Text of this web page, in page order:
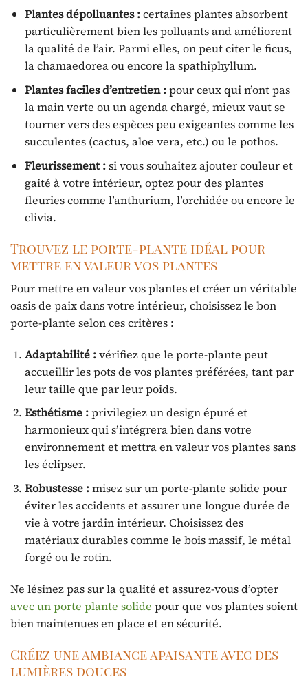
Plantes dépolluantes :certaines plantes absorbent
particulièrement bien les polluants and améliorent
la qualité de l’air. Parmi elles, on peut citer le ficus,
la chamaedorea ou encore la spathiphyllum.
Plantes faciles d’entretien :pour ceux qui n’ont pas
la main verte ou un agenda chargé, mieux vaut se
tourner vers des espèces peu exigeantes comme les
succulentes (cactus, aloe vera, etc.) ou le pothos.
Fleurissement :si vous souhaitez ajouter couleur et
gaité à votre intérieur, optez pour des plantes
fleuries comme l’anthurium, l’orchidée ou encore le
clivia.
Trouvez le porte-plante idéal pour
mettre en valeur vos plantes
Pour mettre en valeur vos plantes et créer un véritable
oasis de paix dans votre intérieur, choisissez le bon
porte-plante selon ces critères :
Adaptabilité :vérifiez que le porte-plante peut
accueillir les pots de vos plantes préférées, tant par
leur taille que par leur poids.
Esthétisme :privilegiez un design épuré et
harmonieux qui s’intégrera bien dans votre
environnement et mettra en valeur vos plantes sans
les éclipser.
Robustesse :misez sur un porte-plante solide pour
éviter les accidents et assurer une longue durée de
vie à votre jardin intérieur. Choisissez des
matériaux durables comme le bois massif, le métal
forgé ou le rotin.
Ne lésinez pas sur la qualité et assurez-vous d’opter
avec un porte plante solide pour que vos plantes soient
bien maintenues en place et en sécurité.
Créez une ambiance apaisante avec des
lumières douces